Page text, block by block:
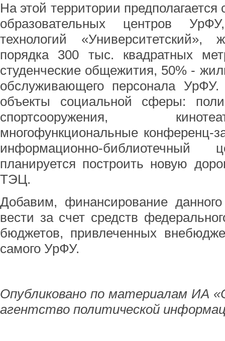
На этой территории предполагается
образовательных центров
технологий
порядка 300 тыс. квадратных
студенческие общежития, 50% -
обслуживающего персонала
объекты социальной сферы:
спортсооружения,
многофункциональные конференц-
информационно-
планируется построить новую
ТЭЦ.
Добавим, финансирование данного
вести за счет средств
бюджетов, привлеченных
самого УрФУ.
Опубликовано по материалам ИА
агентство политической